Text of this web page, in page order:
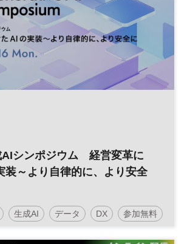
AIシンポジウム 経営変革に
装～より自律的に、より安全
生成AI データ DX 参加無料